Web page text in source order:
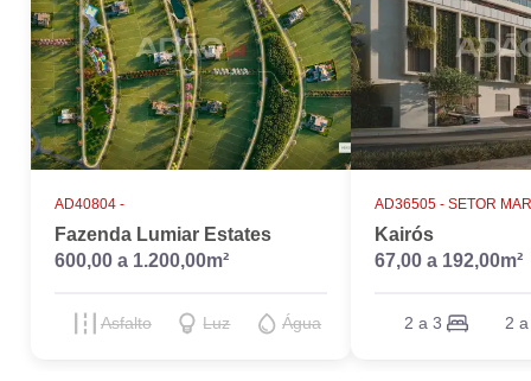
AD40804 -
Fazenda Lumiar Estates
600,00 a 1.200,00m²
Asfalto Luz Água
AD36505 - SETOR
Kairós
67,00 a 192,00m²
2 a 3 2